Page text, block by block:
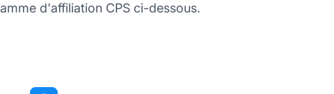
d'affiliation CPS ci-dessous.